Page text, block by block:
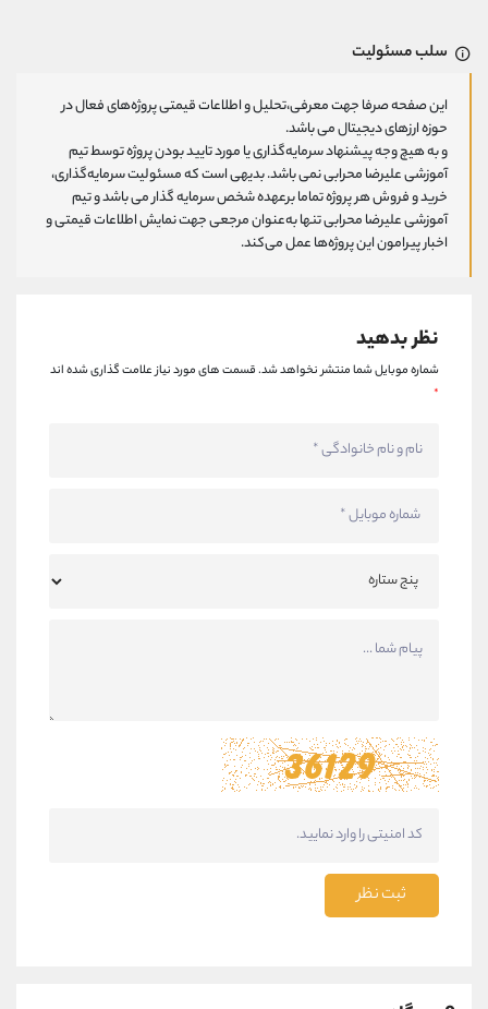
سلب مسئولیت
این صفحه صرفا جهت معرفی،تحلیل و اطلاعات قیمتی پروژه‌های فعال در
حوزه ارزهای دیجیتال می باشد.
و به هیچ وجه پیشنهاد سرمایه‌گذاری یا مورد تایید بودن پروژه توسط تیم
آموزشی علیرضا محرابی نمی باشد. بدیهی است که مسئولیت سرمایه‌گذاری،
خرید و فروش هر پروژه تماما برعهده شخص سرمایه گذار می باشد و تیم
آموزشی علیرضا محرابی تنها به‌عنوان مرجعی جهت نمایش اطلاعات قیمتی و
اخبار پیرامون این پروژه‌‌ها عمل می‌کند.
نظر بدهید
شماره موبایل شما منتشر نخواهد شد.قسمت های مورد نیاز علامت گذاری شده اند
*
ثبت نظر